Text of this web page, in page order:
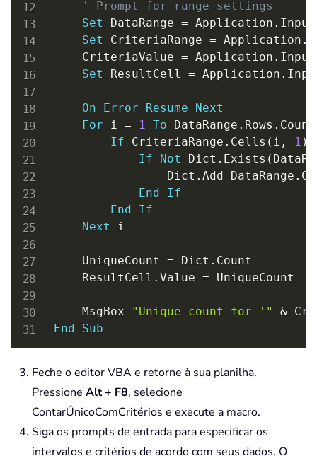
' Prompt for range settings
Set DataRange = Application .
Set CriteriaRange = Application .
    CriteriaValue
= Application .
Set ResultCell = Application .
On Error Resume
Next
For i = 1 To DataRange . Rows . Count
If CriteriaRange . Cells ( i , 1 )
If
Not Dict . Exists (
                Dict
. Add DataRange .
End
If
End
If
Next i
    UniqueCount
= Dict . Count
    ResultCell
. Value = UniqueCount
    MsgBox
"Unique count for '" &
End
Sub
Feche o editor VBA e retorne à sua planilha.
Pressione Alt + F8, selecione
ContarÚnicoComCritérios e execute a macro.
Siga os prompts de entrada para especificar os
intervalos e critérios de acordo com seus dados. O